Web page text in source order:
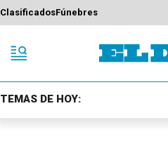
ClasificadosFúnebres
TEMAS DE HOY: